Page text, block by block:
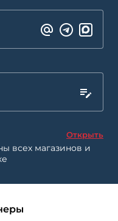
Открыть
всех магазинов и